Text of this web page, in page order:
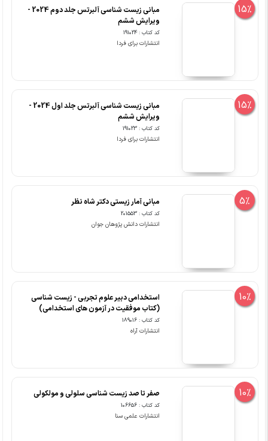
15%
مبانی زیست شناسی آلبرتس جلد دوم 2024 -
ویرایش ششم
کد کتاب : 191024
انتشارات برای فردا
15%
مبانی زیست شناسی آلبرتس جلد اول 2024 -
ویرایش ششم
کد کتاب : 191023
انتشارات برای فردا
5% مبانی آمار زیستی دکتر شاه نظر
کد کتاب : 201553
انتشارات دانش پژوهان جوان
10%
استخدامی دبیر علوم تجربی - زیست شناسی
(کتاب موفقیت در آزمون های استخدامی)
کد کتاب : 189016
انتشارات آراه
10% صفر تا صد زیست شناسی سلولی و مولکولی
کد کتاب : 106656
انتشارات علمی سنا